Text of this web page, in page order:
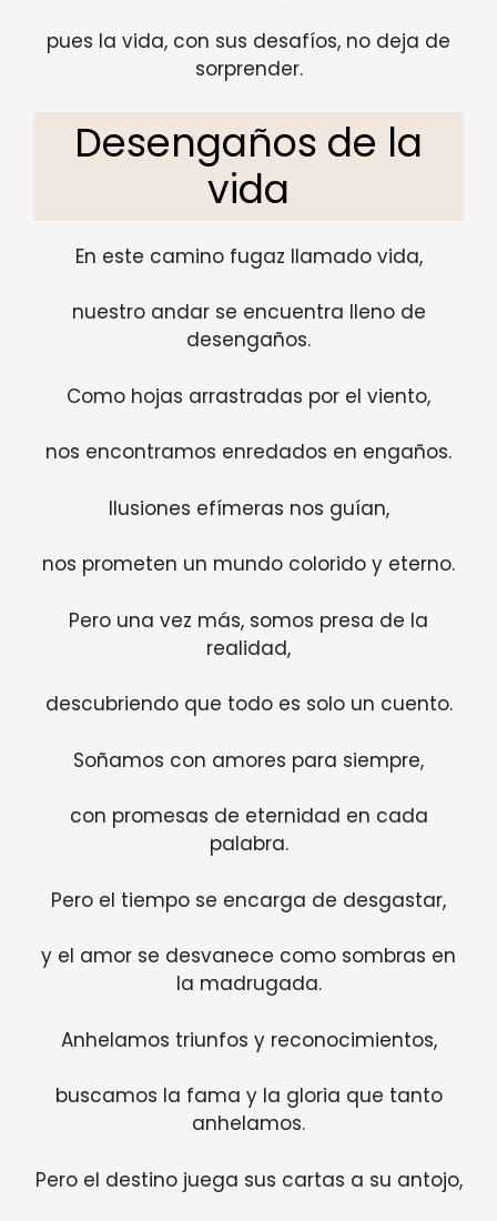
pues la vida, con sus desafíos, no deja de
sorprender.
Desengaños de la
vida
En este camino fugaz llamado vida,
nuestro andar se encuentra lleno de
desengaños.
Como hojas arrastradas por el viento,
nos encontramos enredados en engaños.
Ilusiones efímeras nos guían,
nos prometen un mundo colorido y eterno.
Pero una vez más, somos presa de la
realidad,
descubriendo que todo es solo un cuento.
Soñamos con amores para siempre,
con promesas de eternidad en cada
palabra.
Pero el tiempo se encarga de desgastar,
y el amor se desvanece como sombras en
la madrugada.
Anhelamos triunfos y reconocimientos,
buscamos la fama y la gloria que tanto
anhelamos.
Pero el destino juega sus cartas a su antojo,